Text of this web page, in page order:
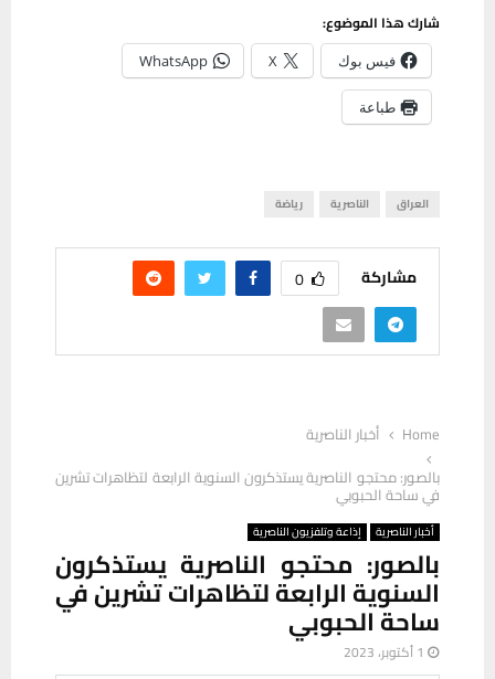
شارك هذا الموضوع:
فيس بوك X
WhatsApp
طباعة
العراق الناصرية رياضة
مشاركة 0
Home
أخبار الناصرية
بالصور: محتجو الناصرية يستذكرون السنوية الرابعة لتظاهرات تشرين
في ساحة الحبوبي
أخبار الناصرية إذاعة وتلفزيون الناصرية
بالصور: محتجو الناصرية يستذكرون
السنوية الرابعة لتظاهرات تشرين في
ساحة الحبوبي
1 أكتوبر، 2023